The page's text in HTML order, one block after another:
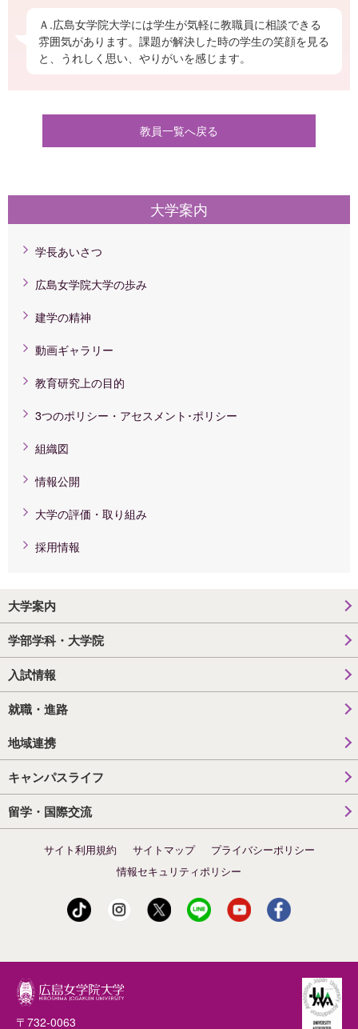
Ａ.広島女学院大学には学生が気軽に教職員に相談できる
雰囲気があります。課題が解決した時の学生の笑顔を見る
と、うれしく思い、やりがいを感じます。
教員一覧へ戻る
大学案内
学長あいさつ
広島女学院大学の歩み
建学の精神
動画ギャラリー
教育研究上の目的
3つのポリシー・アセスメント･ポリシー
組織図
情報公開
大学の評価・取り組み
採用情報
大学案内
学部学科・大学院
入試情報
就職・進路
地域連携
キャンパスライフ
留学・国際交流
サイト利用規約 サイトマップ
プライバシーポリシー
情報セキュリティポリシー
〒732-0063